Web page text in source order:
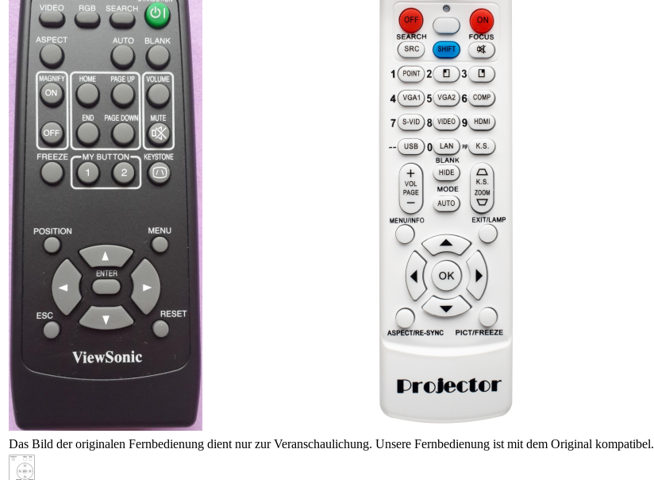
Das Bild der originalen Fernbedienung dient nur zur Veranschaulichung. Unsere Fernbedienung ist mit dem Original kompatibel.